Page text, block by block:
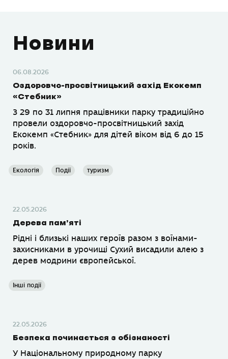
Новини
06.08.2026
Оздоровчо-просвітницький захід Екокемп
«Стебник»
З 29 по 31 липня працівники парку традиційно
провели оздоровчо-просвітницький захід
Екокемп «Стебник» для дітей віком від 6 до 15
років.
Екологія Події туризм
22.05.2026
Дерева пам’яті
Рідні і близькі наших героїв разом з воїнами-
захисниками в урочищі Сухий висадили алею з
дерев модрини європейської.
Інші події
22.05.2026
Безпека починається з обізнаності
У Національному природному парку